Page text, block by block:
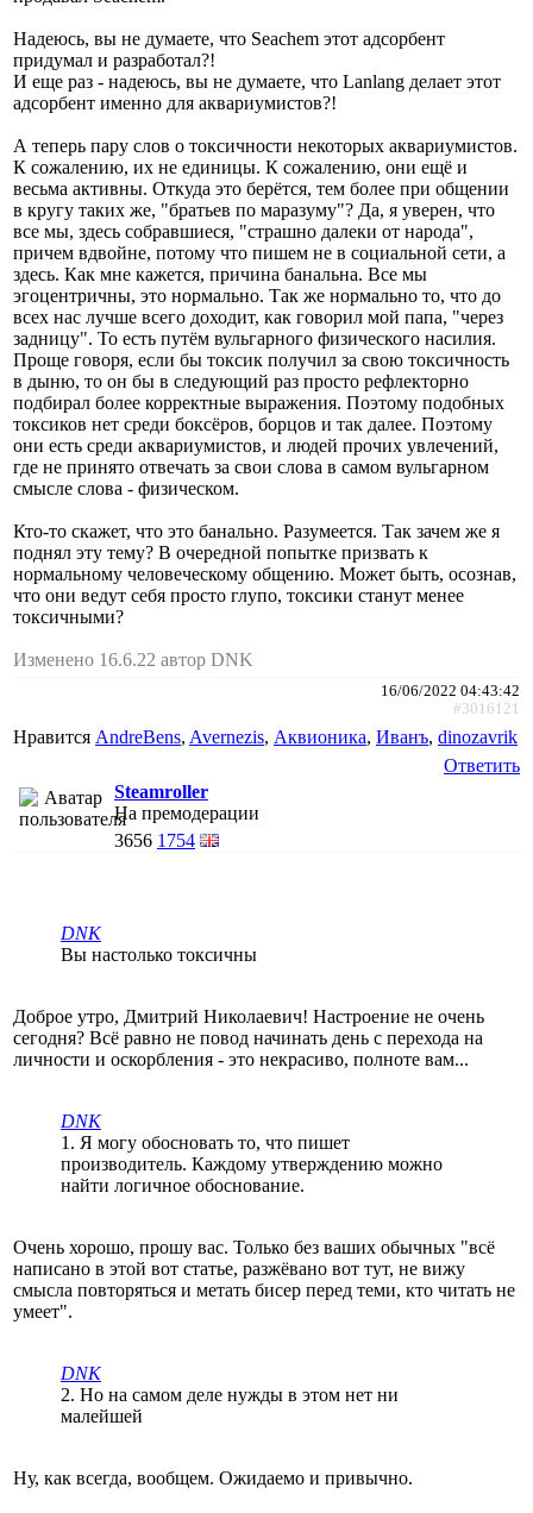
Надеюсь, вы не думаете, что Seachem этот адсорбент
придумал и разработал?!
И еще раз - надеюсь, вы не думаете, что Lanlang делает этот
адсорбент именно для аквариумистов?!
А теперь пару слов о токсичности некоторых аквариумистов.
К сожалению, их не единицы. К сожалению, они ещё и
весьма активны. Откуда это берётся, тем более при общении
в кругу таких же, "братьев по маразуму"? Да, я уверен, что
все мы, здесь собравшиеся, "страшно далеки от народа",
причем вдвойне, потому что пишем не в социальной сети, а
здесь. Как мне кажется, причина банальна. Все мы
эгоцентричны, это нормально. Так же нормально то, что до
всех нас лучше всего доходит, как говорил мой папа, "через
задницу". То есть путём вульгарного физического насилия.
Проще говоря, если бы токсик получил за свою токсичность
в дыню, то он бы в следующий раз просто рефлекторно
подбирал более корректные выражения. Поэтому подобных
токсиков нет среди боксёров, борцов и так далее. Поэтому
они есть среди аквариумистов, и людей прочих увлечений,
где не принято отвечать за свои слова в самом вульгарном
смысле слова - физическом.
Кто-то скажет, что это банально. Разумеется. Так зачем же я
поднял эту тему? В очередной попытке призвать к
нормальному человеческому общению. Может быть, осознав,
что они ведут себя просто глупо, токсики станут менее
токсичными?
Изменено 16.6.22 автор DNK
16/06/2022 04:43:42
#3016121
Нравится AndreBens, Avernezis, Аквионика, Иванъ, dinozavrik
Ответить
Steamroller
На премодерации
3656 1754
DNK
Вы настолько токсичны
Доброе утро, Дмитрий Николаевич! Настроение не очень
сегодня? Всё равно не повод начинать день с перехода на
личности и оскорбления - это некрасиво, полноте вам...
DNK
1. Я могу обосновать то, что пишет
производитель. Каждому утверждению можно
найти логичное обоснование.
Очень хорошо, прошу вас. Только без ваших обычных "всё
написано в этой вот статье, разжёвано вот тут, не вижу
смысла повторяться и метать бисер перед теми, кто читать не
умеет".
DNK
2. Но на самом деле нужды в этом нет ни
малейшей
Ну, как всегда, вообщем. Ожидаемо и привычно.